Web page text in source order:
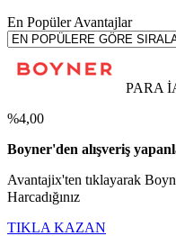
En Popüler Avantajlar
PARA
%4,00
Boyner'den alışveriş
Avantajix'ten tıklayarak
Harcadığınız
TIKLA KAZAN